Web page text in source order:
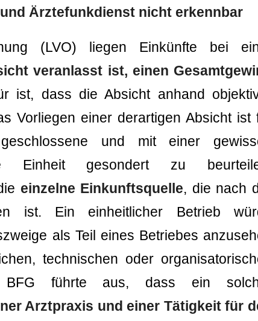
Ärztefunkdienst nicht erkennbar
(LVO) liegen Einkünfte bei
veranlasst ist, einen
ist, dass die Absicht anhand
Vorliegen einer derartigen Absicht ist
und mit einer
Einheit gesondert zu
einzelne Einkunftsquelle, die nach
ist. Ein einheitlicher Betrieb
als Teil eines Betriebes
technischen oder
BFG führte aus, dass ein
Arztpraxis und einer Tätigkeit für